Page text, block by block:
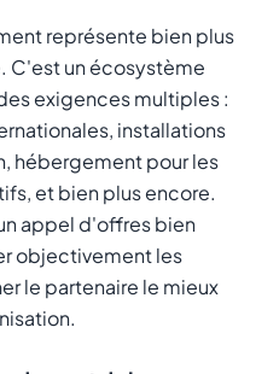
représente bien plus
C'est un écosystème
exigences multiples :
installations
hébergement pour les
et bien plus encore.
appel d'offres bien
objectivement les
le partenaire le mieux